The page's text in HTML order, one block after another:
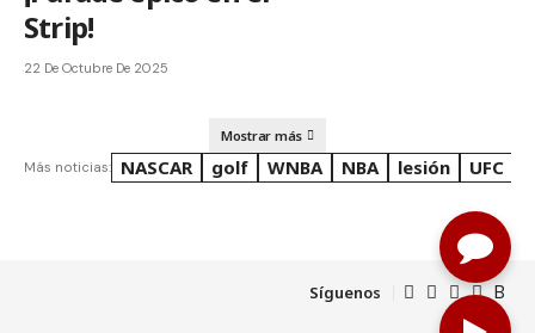
Strip!
22 De Octubre De 2025
Mostrar más
Más noticias: NASCAR golf WNBA NBA lesión UFC
Síguenos